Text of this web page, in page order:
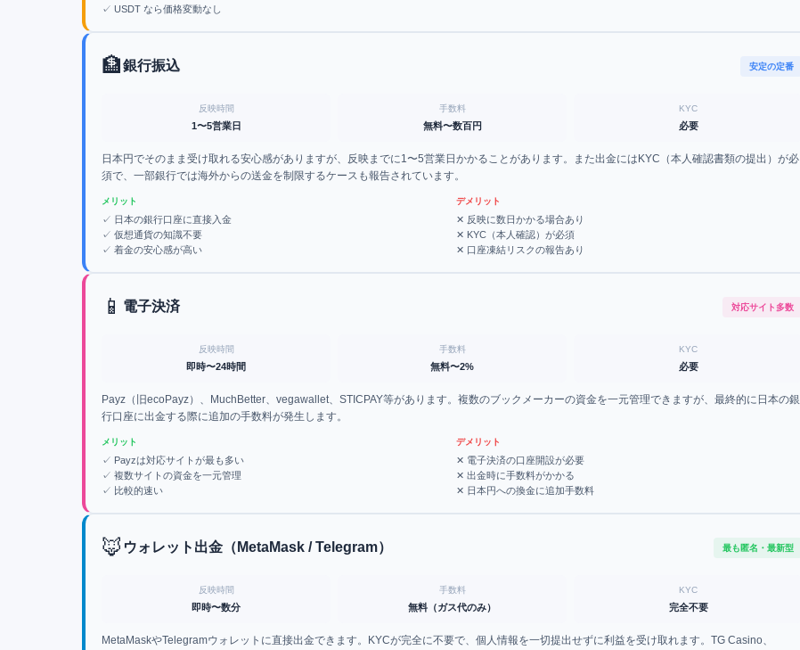
✓ USDT なら価格変動なし
🏦銀行振込 安定の定番
反映時間
1〜5営業日
手数料
無料〜数百円
KYC
必要
日本円でそのまま受け取れる安心感がありますが、反映までに1〜5営業日かかることがあります。また出金にはKYC（本人確認書類の提出）が必
須で、一部銀行では海外からの送金を制限するケースも報告されています。
メリット
✓ 日本の銀行口座に直接入金
✓ 仮想通貨の知識不要
✓ 着金の安心感が高い
デメリット
✕ 反映に数日かかる場合あり
✕ KYC（本人確認）が必須
✕ 口座凍結リスクの報告あり
📱 電子決済 対応サイト多数
反映時間
即時〜24時間
手数料
無料〜2%
KYC
必要
Payz（旧ecoPayz）、MuchBetter、vegawallet、STICPAY等があります。複数のブックメーカーの資金を一元管理できますが、最終的に日本の銀
行口座に出金する際に追加の手数料が発生します。
メリット
✓ Payzは対応サイトが最も多い
✓ 複数サイトの資金を一元管理
✓ 比較的速い
デメリット
✕ 電子決済の口座開設が必要
✕ 出金時に手数料がかかる
✕ 日本円への換金に追加手数料
🦊 ウォレット出金（MetaMask / Telegram） 最も匿名・最新型
反映時間
即時〜数分
手数料
無料（ガス代のみ）
KYC
完全不要
MetaMaskやTelegramウォレットに直接出金できます。KYCが完全に不要で、個人情報を一切提出せずに利益を受け取れます。TG Casino、